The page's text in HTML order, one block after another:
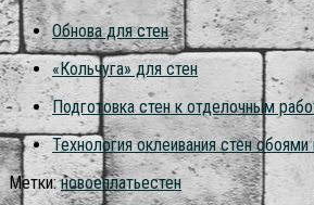
Обнова для стен
«Кольчуга» для стен
Подготовка стен к отделочным
Технология оклеивания стен обоями
Метки: новоеплатьестен